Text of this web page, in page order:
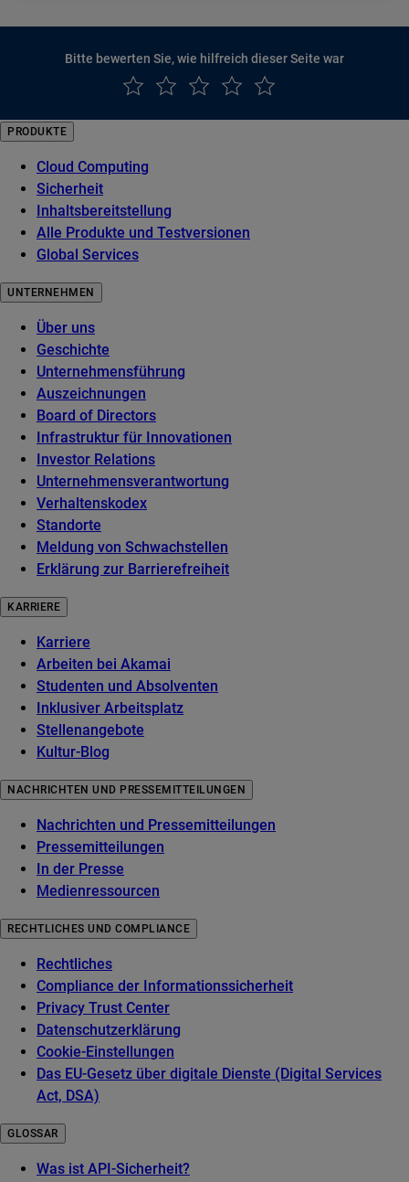
Bitte bewerten Sie, wie hilfreich dieser Seite war
PRODUKTE
Cloud Computing
Sicherheit
Inhaltsbereitstellung
Alle Produkte und Testversionen
Global Services
UNTERNEHMEN
Über uns
Geschichte
Unternehmensführung
Auszeichnungen
Board of Directors
Infrastruktur für Innovationen
Investor Relations
Unternehmensverantwortung
Verhaltenskodex
Standorte
Meldung von Schwachstellen
Erklärung zur Barrierefreiheit
KARRIERE
Karriere
Arbeiten bei Akamai
Studenten und Absolventen
Inklusiver Arbeitsplatz
Stellenangebote
Kultur-Blog
NACHRICHTEN UND PRESSEMITTEILUNGEN
Nachrichten und Pressemitteilungen
Pressemitteilungen
In der Presse
Medienressourcen
RECHTLICHES UND COMPLIANCE
Rechtliches
Compliance der Informationssicherheit
Privacy Trust Center
Datenschutzerklärung
Cookie-Einstellungen
Das EU-Gesetz über digitale Dienste (Digital Services
Act, DSA)
GLOSSAR
Was ist API-Sicherheit?